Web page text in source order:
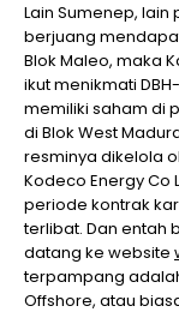
Lain Sumenep,
berjuang
Blok Maleo, maka
ikut menikmati
memiliki saham di
di Blok West
resminya dikelola
Kodeco Energy Co
periode kontrak
terlibat. Dan entah
datang ke website
terpampang
Offshore, atau